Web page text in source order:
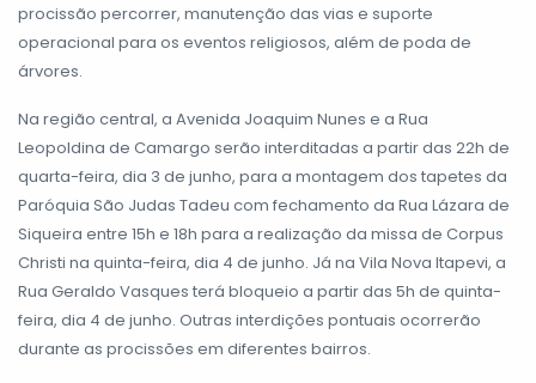
procissão percorrer, manutenção das vias e suporte
operacional para os eventos religiosos, além de poda de
árvores.
Na região central, a Avenida Joaquim Nunes e a Rua
Leopoldina de Camargo serão interditadas a partir das 22h de
quarta-feira, dia 3 de junho, para a montagem dos tapetes da
Paróquia São Judas Tadeu com fechamento da Rua Lázara de
Siqueira entre 15h e 18h para a realização da missa de Corpus
Christi na quinta-feira, dia 4 de junho. Já na Vila Nova Itapevi, a
Rua Geraldo Vasques terá bloqueio a partir das 5h de quinta-
feira, dia 4 de junho. Outras interdições pontuais ocorrerão
durante as procissões em diferentes bairros.